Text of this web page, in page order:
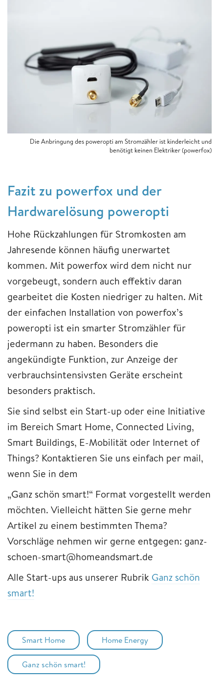
Die Anbringung des poweropti am Stromzähler ist kinderleicht und
benötigt keinen Elektriker (powerfox)
Fazit ​​​​​​​zu powerfox und der
Hardwarelösung poweropti
Hohe Rückzahlungen für Stromkosten am
Jahresende können häufig unerwartet
kommen. Mit powerfox wird dem nicht nur
vorgebeugt, sondern auch effektiv daran
gearbeitet die Kosten niedriger zu halten. Mit
der einfachen Installation von powerfox’s
poweropti ist ein smarter Stromzähler für
jedermann zu haben. Besonders die
angekündigte Funktion, zur Anzeige der
verbrauchsintensivsten Geräte erscheint
besonders praktisch.
Sie sind selbst ein Start-up oder eine Initiative
im Bereich Smart Home, Connected Living,
Smart Buildings, E-Mobilität oder Internet of
Things? Kontaktieren Sie uns einfach per mail,
wenn Sie in dem
„Ganz schön smart!“ Format vorgestellt werden
möchten. Vielleicht hätten Sie gerne mehr
Artikel zu einem bestimmten Thema?
Vorschläge nehmen wir gerne entgegen: ganz-
schoen-smart@homeandsmart.de​​​​​​​
Alle Start-ups aus unserer Rubrik Ganz schön
smart!
Smart Home Home Energy
Ganz schön smart!